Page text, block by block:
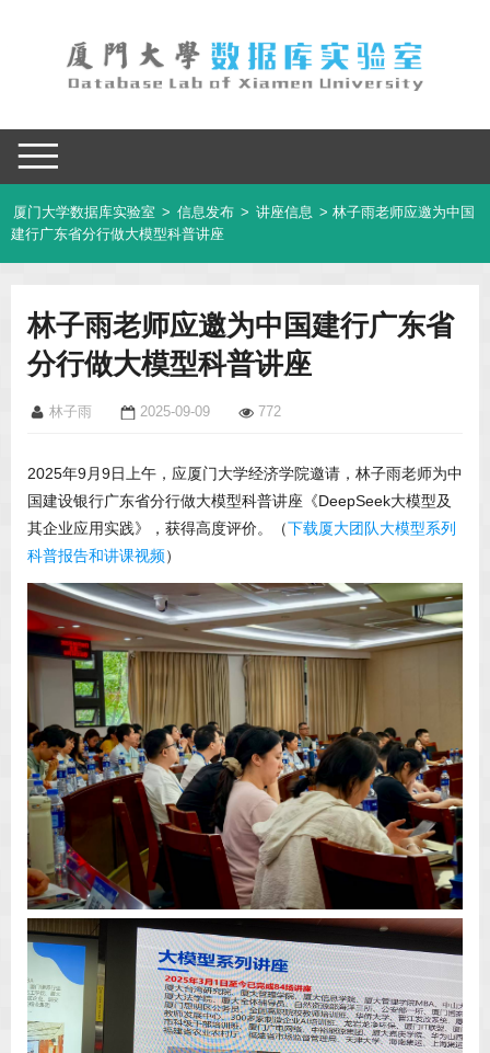
厦门大学数据库实验室 > 信息发布 > 讲座信息 > 林子雨老师应邀为中国
建行广东省分行做大模型科普讲座
林子雨老师应邀为中国建行广东省
分行做大模型科普讲座
林子雨 2025-09-09 772
2025年9月9日上午，应厦门大学经济学院邀请，林子雨老师为中
国建设银行广东省分行做大模型科普讲座《DeepSeek大模型及
其企业应用实践》，获得高度评价。（下载厦大团队大模型系列
科普报告和讲课视频）